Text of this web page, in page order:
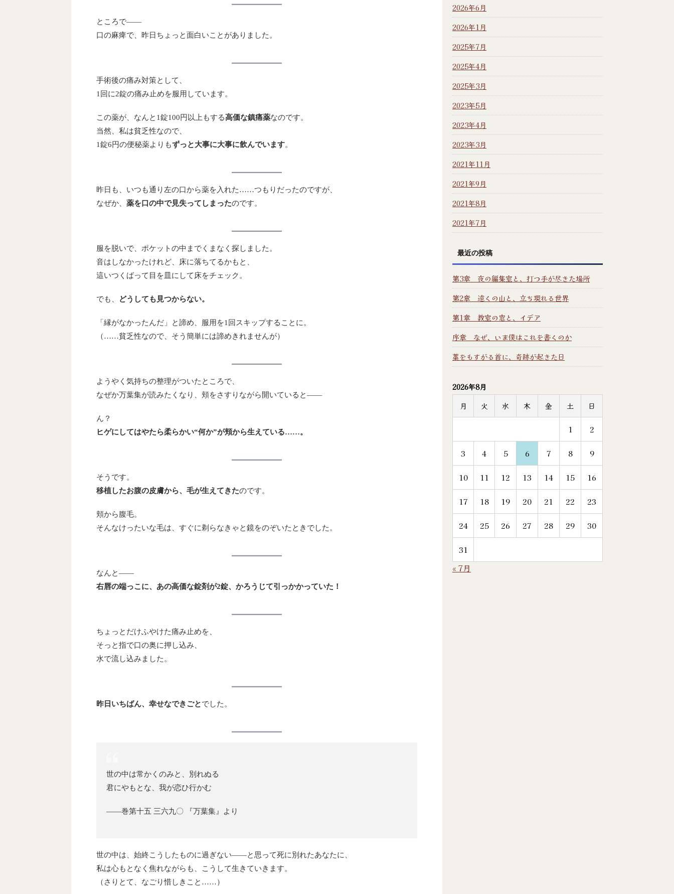
ところで――
口の麻痺で、昨日ちょっと面白いことがありました。
手術後の痛み対策として、
1回に2錠の痛み止めを服用しています。
この薬が、なんと1錠100円以上もする高価な鎮痛薬なのです。
当然、私は貧乏性なので、
1錠6円の便秘薬よりもずっと大事に大事に飲んでいます。
昨日も、いつも通り左の口から薬を入れた……つもりだったのですが、
なぜか、 薬を口の中で見失ってしまったのです。
服を脱いで、ポケットの中までくまなく探しました。
音はしなかったけれど、床に落ちてるかもと、
這いつくばって目を皿にして床をチェック。
でも、 どうしても見つからない。
「縁がなかったんだ」と諦め、服用を1回スキップすることに。
（……貧乏性なので、そう簡単には諦めきれませんが）
ようやく気持ちの整理がついたところで、
なぜか万葉集が読みたくなり、頬をさすりながら開いていると――
ん？
ヒゲにしてはやたら柔らかい“何か”が頬から生えている……。
そうです。
移植したお腹の皮膚から、毛が生えてきたのです。
頬から腹毛。
そんなけったいな毛は、すぐに剃らなきゃと鏡をのぞいたときでした。
なんと――
右唇の端っこに、あの高価な錠剤が2錠、かろうじて引っかかっていた！
ちょっとだけふやけた痛み止めを、
そっと指で口の奥に押し込み、
水で流し込みました。
昨日いちばん、幸せなできごとでした。
世の中は常かくのみと、別れぬる
君にやもとな、我が恋ひ行かむ
――巻第十五 三六九〇 『万葉集』より
世の中は、始終こうしたものに過ぎない――と思って死に別れたあなたに、
私は心もとなく焦れながらも、こうして生きていきます。
（さりとて、なごり惜しきこと……）
2026年6月
2026年1月
2025年7月
2025年4月
2025年3月
2023年5月
2023年4月
2023年3月
2021年11月
2021年9月
2021年8月
2021年7月
最近の投稿
第3章 夜の編集室と、打つ手が尽きた場所
第2章 遠くの山と、立ち現れる世界
第1章 教室の窓と、イデア
序章 なぜ、いま僕はこれを書くのか
藁をもすがる首に、奇跡が起きた日
2026年8月
月
火 水 木 金 土 日
1 2
3 4 5 6 7 8 9
10 11 12 13 14 15 16
17 18 19 20 21 22 23
24 25 26 27 28 29 30
31
« 7月